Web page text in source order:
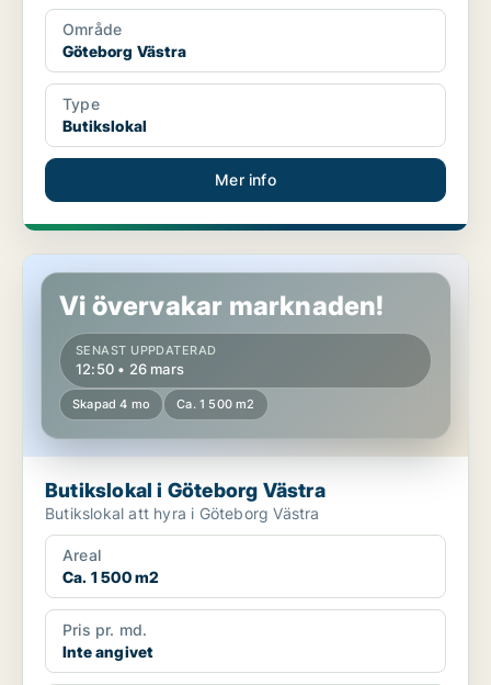
Område
Göteborg Västra
Type
Butikslokal
Mer info
Butikslokal i Göteborg Västra
Vi övervakar marknaden!
SENAST UPPDATERAD
12:50 • 26 mars
Skapad 4 mo Ca. 1 500 m2
Butikslokal i Göteborg Västra
Butikslokal att hyra i Göteborg Västra
Areal
Ca. 1 500 m2
Pris pr. md.
Inte angivet